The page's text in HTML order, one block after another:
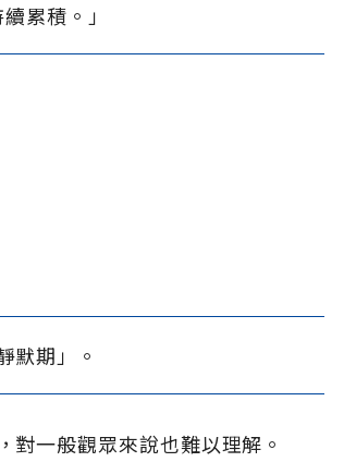
累積。」
默期」。
一般觀眾來說也難以理解。